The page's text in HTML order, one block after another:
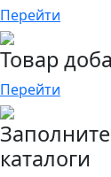
Перейти
Товар
Перейти
каталоги